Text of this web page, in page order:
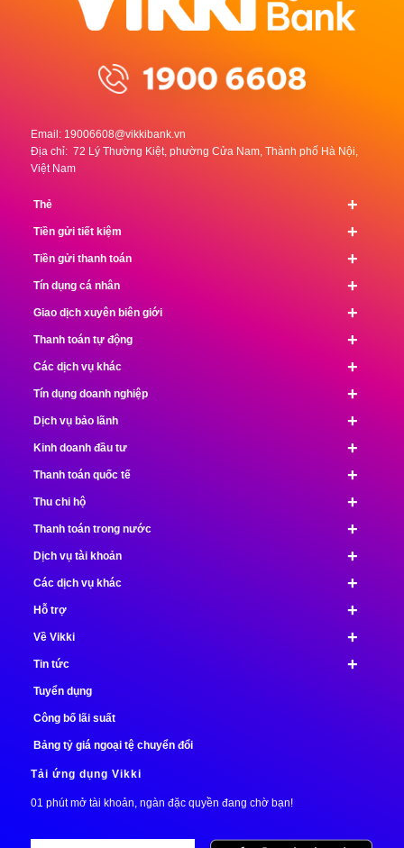
Email: 19006608@vikkibank.vn
Địa chỉ: 72 Lý Thường Kiệt, phường Cửa Nam, Thành phố Hà Nội,
Việt Nam
+
Thẻ
+
Tiền gửi tiết kiệm
+
Tiền gửi thanh toán
+
Tín dụng cá nhân
+
Giao dịch xuyên biên giới
+
Thanh toán tự động
+
Các dịch vụ khác
+
Tín dụng doanh nghiệp
+
Dịch vụ bảo lãnh
+
Kinh doanh đầu tư
+
Thanh toán quốc tế
+
Thu chi hộ
+
Thanh toán trong nước
+
Dịch vụ tài khoản
+
Các dịch vụ khác
+
Hỗ trợ
+
Về Vikki
+
Tin tức
Tuyển dụng
Công bố lãi suất
Bảng tỷ giá ngoại tệ chuyển đổi
Tải ứng dụng Vikki
01 phút mở tài khoản, ngàn đặc quyền đang chờ bạn!